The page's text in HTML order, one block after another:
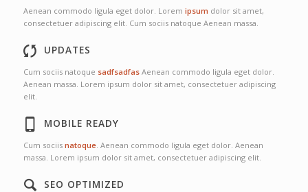
Aenean commodo ligula eget dolor. Lorem ipsum dolor sit amet,
consectetuer adipiscing elit. Cum sociis natoque Aenean massa.
UPDATES
Cum sociis natoque sadfsadfas Aenean commodo ligula eget dolor.
Aenean massa. Lorem ipsum dolor sit amet, consectetuer adipiscing
elit.
MOBILE READY
Cum sociis natoque. Aenean commodo ligula eget dolor. Aenean
massa. Lorem ipsum dolor sit amet, consectetuer adipiscing elit.
SEO OPTIMIZED